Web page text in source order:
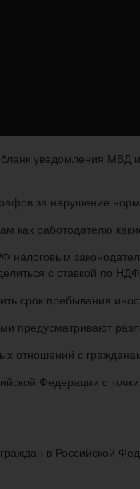
уведомления МВД
за нарушение норм
как работодателю
с ставкой по
срок пребывания
предусматривают
отношений с
Федерации с
в Российской